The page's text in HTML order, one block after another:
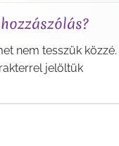
nem tesszük közzé.
jelöltük